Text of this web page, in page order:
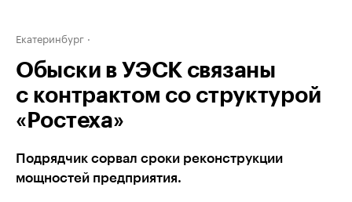
Екатеринбург
Обыски в УЭСК связаны
с контрактом со структурой
«Ростеха»
Подрядчик сорвал сроки реконструкции
мощностей предприятия.